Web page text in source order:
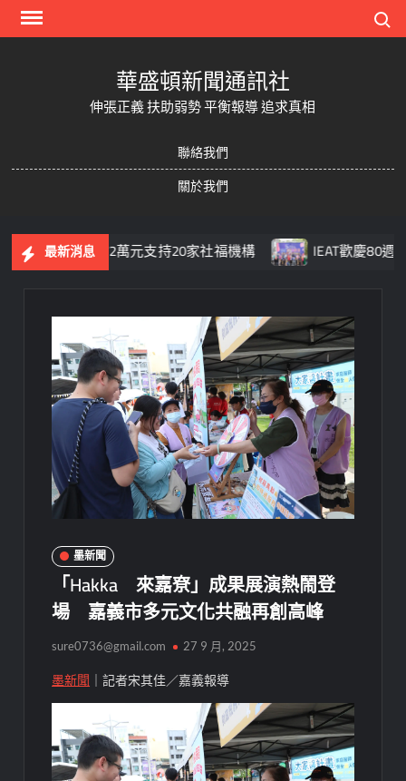
Skip
華盛頓新聞通訊社
伸張正義 扶助弱勢 平衡報導 追求真相
聯絡我們
關於我們
最新消息
手募272萬元支持20家社福機構 IEAT歡慶80週年 首
墨新聞
「Hakka 來嘉尞」成果展演熱鬧登
場 嘉義市多元文化共融再創高峰
sure0736@gmail.com 27 9 月, 2025
墨新聞 ｜記者宋其佳／嘉義報導